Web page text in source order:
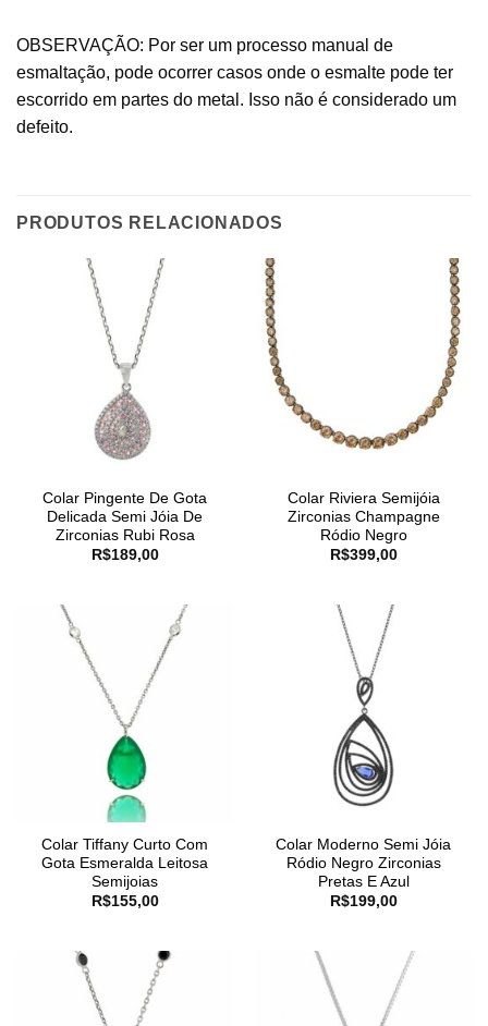
OBSERVAÇÃO: Por ser um processo manual de
esmaltação, pode ocorrer casos onde o esmalte pode ter
escorrido em partes do metal. Isso não é considerado um
defeito.
PRODUTOS RELACIONADOS
Colar Pingente De Gota
Delicada Semi Jóia De
Zirconias Rubi Rosa
R$189,00
Colar Riviera Semijóia
Zirconias Champagne
Ródio Negro
R$399,00
Colar Tiffany Curto Com
Gota Esmeralda Leitosa
Semijoias
R$155,00
Colar Moderno Semi Jóia
Ródio Negro Zirconias
Pretas E Azul
R$199,00